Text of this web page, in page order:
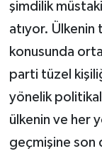
şimdilik
atıyor. Ülkenin
konusunda
parti tüzel
yönelik
ülkenin ve her
geçmişine son